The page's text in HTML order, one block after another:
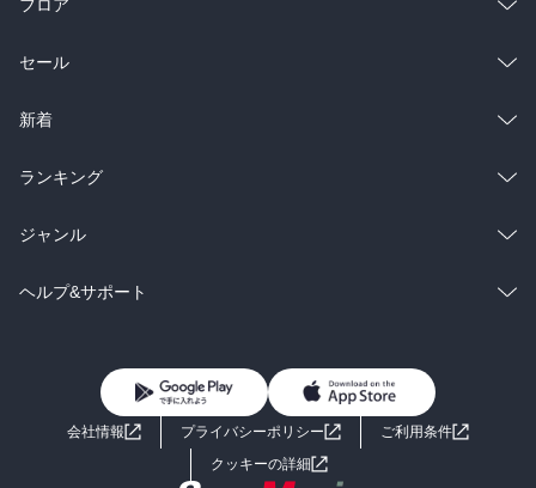
フロア
総合
ラノベ
雑誌・グラビア
BL・TL
セール
総合
ラノベ
雑誌・グラビア
BL・TL
新着
総合
ラノベ
雑誌・グラビア
ランキング
総合
ラノベ
ジャンル
コミック
ライトノベル 男子向けラノベ
小説
ヘルプ&サポート
よくあるご質問 お問い合わせ
会社情報 プライバシーポリシー
ご利用条件
クッキーの詳細